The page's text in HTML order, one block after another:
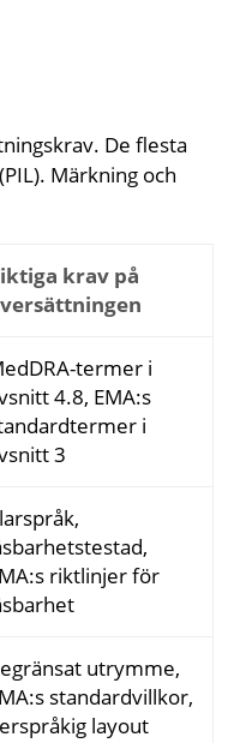
De flesta
Märkning och
krav på
termer i
4.8, EMA:s
i
3
riktlinjer för
utrymme,
standardvillkor,
layout